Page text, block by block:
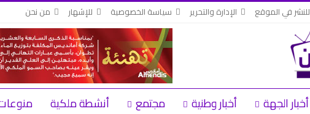
للنشر في الموقع الإدارة والتحرير سياسة الخصوصية للإشهار من نحن
أخبار الجهة أخبار وطنية مجتمع أنشطة ملكية